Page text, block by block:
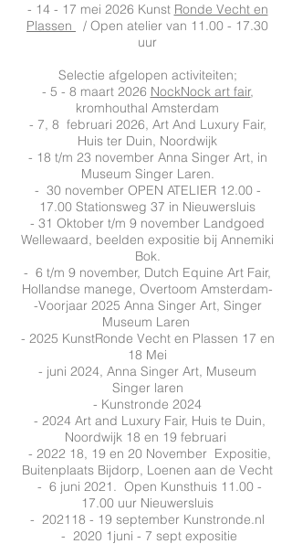
- 14 - 17 mei 2026 Kunst Ronde Vecht en
Plassen
/ Open atelier van 11.00 - 17.30
uur
Selectie afgelopen activiteiten;
​- 5 - 8 maart 2026 NockNock art fair,
kromhouthal Amsterdam
- 7, 8 februari 2026, Art And Luxury Fair,
Huis ter Duin, Noordwijk
- 18 t/m 23 november Anna Singer Art, in
Museum Singer Laren.
- 30 november OPEN ATELIER 12.00 -
17.00 Stationsweg 37 in Nieuwersluis
- 31 Oktober t/m 9 november Landgoed
Wellewaard, beelden expositie bij Annemiki
Bok.
- 6 t/m 9 november, Dutch Equine Art Fair,
Hollandse manege, Overtoom Amsterdam-
-Voorjaar 2025 Anna Singer Art, Singer
Museum Laren
- 2025 KunstRonde Vecht en Plassen 17 en
18 Mei
- juni 2024, Anna Singer Art, Museum
Singer laren
- Kunstronde 2024
- 2024 Art and Luxury Fair, Huis te Duin,
Noordwijk 18 en 19 februari
- 2022 18, 19 en 20 November Expositie,
Buitenplaats Bijdorp, Loenen aan de Vecht
- 6 juni 2021. Open Kunsthuis 11.00 -
17.00 uur Nieuwersluis
- 202118 - 19 september Kunstronde.nl
- 2020 1juni - 7 sept expositie